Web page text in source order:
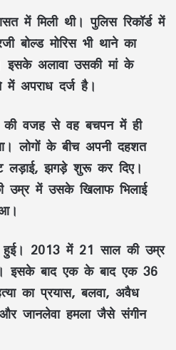
में मिली थी। पुलिस रिकॉर्ड में
बोल्ड मोरिस भी थाने का
इसके अलावा उसकी मां के
में अपराध दर्ज है।
वजह से वह बचपन में ही
लोगों के बीच अपनी दहशत
लड़ाई, झगड़े शुरू कर दिए।
में उसके खिलाफ भिलाई
2013 में 21 साल की उम्र
इसके बाद एक के बाद एक 36
का प्रयास, बलवा, अवैध
जानलेवा हमला जैसे संगीन